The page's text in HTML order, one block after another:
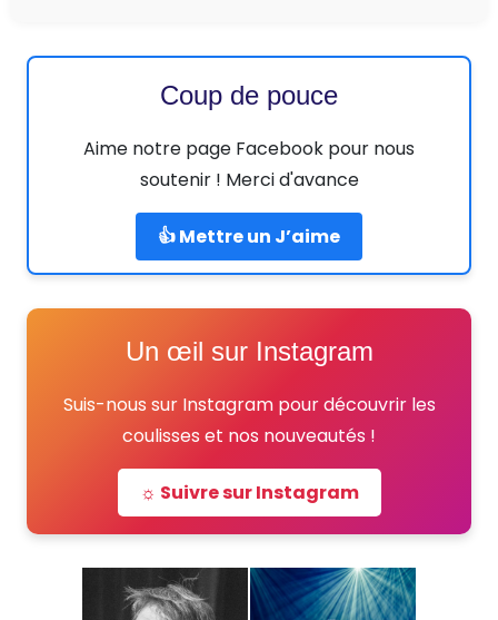
Coup de pouce
Aime notre page Facebook pour nous
soutenir ! Merci d'avance
👍 Mettre un J’aime
Un œil sur Instagram
Suis-nous sur Instagram pour découvrir les
coulisses et nos nouveautés !
☼ Suivre sur Instagram